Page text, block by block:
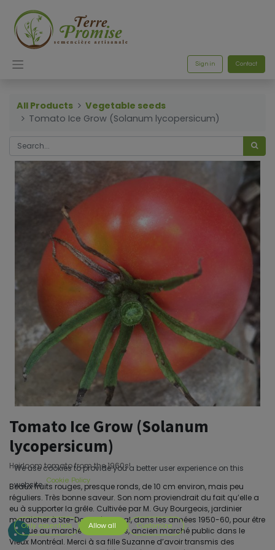
Sign in Contact
All Products
Vegetable seeds
Tomato Ice Grow (Solanum lycopersicum)
Tomato Ice Grow (Solanum
lycopersicum)
Heirloom tomato from the 1960s!
Beaux fruits rouges, presque ronds, de 10 cm environ, mais peu
réguliers. Très bonne saveur. Son nom proviendrait du fait qu’elle a
eu à supporter la grêle. Cultivée par M. Guy Bourgeois, jardinier
maraîcher à Ste-Dorothée, Laval, dans les années 1950-60, pour être
vendue au marché Bonsecours, ancien marché public dans le
Vieux Montréal. Merci à sa fille Suzanne d’avoir transmis des
We use cookies to provide you a better user experience on this
website. Cookie Policy
Only essentials Allow all Customize